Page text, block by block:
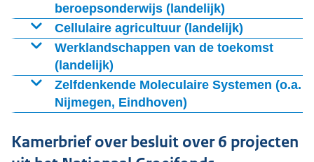
beroepsonderwijs (landelijk)
Het gaat om het opschalen van bestaande
Cellulaire agricultuur (landelijk)
Dit is de techniek voor het kweken van cellen zonder
tussenkomst van dieren om tot een dier- en
planeetvriendelijker vlees- of melkproduct te komen.
Het project
Werklandschappen van de toekomst
(landelijk)
Dit project beoogt een
Zelfdenkende Moleculaire Systemen (o.a.
Nijmegen, Eindhoven)
scheikunde waarbij onderzoek wordt toegepast in
duurzame materialen en de chemie zoals in verf en
Kamerbrief over besluit over 6 projecten